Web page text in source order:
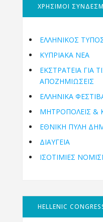
ΧΡΗΣΙΜΟΙ
ΕΛΛΗΝΙΚΟΣ
ΚΥΠΡΙΑΚΑ ΝΕΑ
ΕΚΣΤΡΑΤΕΙΑ ΓΙΑ
ΑΠΟΖΗΜΙΩΣΕΙΣ
ΕΛΛΗΝΙΚΆ
ΜΗΤΡΟΠΌΛΕΙΣ &
ΕΘΝΙΚΉ ΠΎΛΗ
ΔΙΑΥΓΕΙΑ
ΙΣΟΤΙΜΙΕΣ
HELLENIC